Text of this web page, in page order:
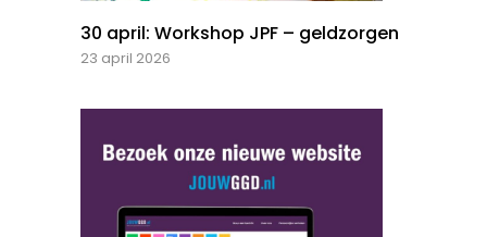
30 april: Workshop JPF – geldzorgen
23 april 2026